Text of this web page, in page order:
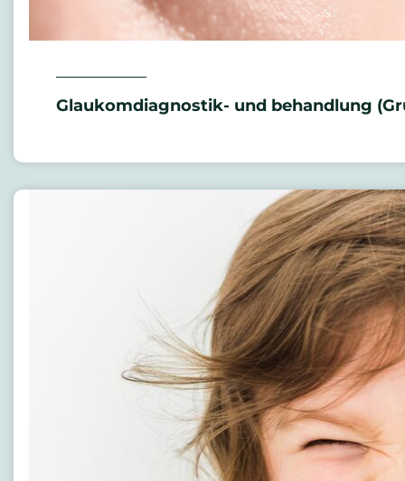
Glaukomdiagnostik- und behandlung